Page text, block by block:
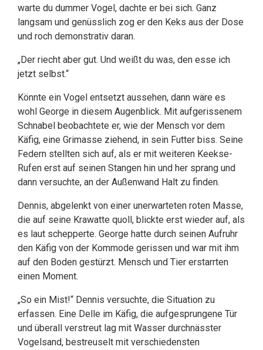
warte du dummer Vogel, dachte er bei sich. Ganz
langsam und genüsslich zog er den Keks aus der Dose
und roch demonstrativ daran.
„Der riecht aber gut. Und weißt du was, den esse ich
jetzt selbst.“
Könnte ein Vogel entsetzt aussehen, dann wäre es
wohl George in diesem Augenblick. Mit aufgerissenem
Schnabel beobachtete er, wie der Mensch vor dem
Käfig, eine Grimasse ziehend, in sein Futter biss. Seine
Federn stellten sich auf, als er mit weiteren Keekse-
Rufen erst auf seinen Stangen hin und her sprang und
dann versuchte, an der Außenwand Halt zu finden.
Dennis, abgelenkt von einer unerwarteten roten Masse,
die auf seine Krawatte quoll, blickte erst wieder auf, als
es laut schepperte. George hatte durch seinen Aufruhr
den Käfig von der Kommode gerissen und war mit ihm
auf den Boden gestürzt. Mensch und Tier erstarrten
einen Moment.
„So ein Mist!“ Dennis versuchte, die Situation zu
erfassen. Eine Delle im Käfig, die aufgesprungene Tür
und überall verstreut lag mit Wasser durchnässter
Vogelsand, bestreuselt mit verschiedensten